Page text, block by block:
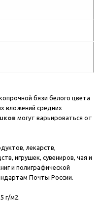
бязи белого цвета
вложений средних
могут варьироваться от
лекарств,
игрушек, сувениров, чая и
и полиграфической
Почты России.
г/м2.